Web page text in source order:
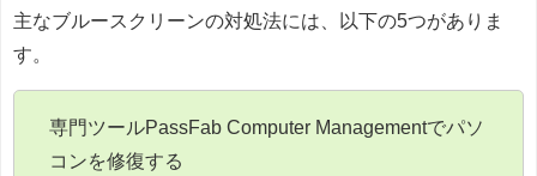
主なブルースクリーンの対処法には、以下の5つがありま
す。
専門ツールPassFab Computer Managementでパソ
コンを修復する